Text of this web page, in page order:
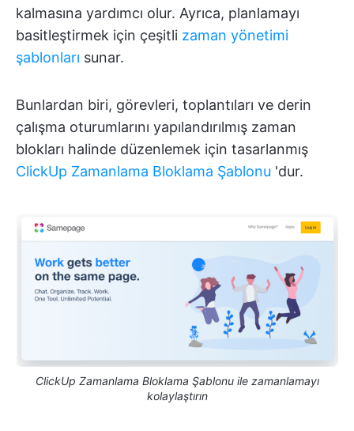
kalmasına yardımcı olur. Ayrıca, planlamayı
basitleştirmek için çeşitli zaman yönetimi
şablonları sunar.
Bunlardan biri, görevleri, toplantıları ve derin
çalışma oturumlarını yapılandırılmış zaman
blokları halinde düzenlemek için tasarlanmış
ClickUp Zamanlama Bloklama Şablonu 'dur.
ClickUp Zamanlama Bloklama Şablonu ile zamanlamayı
kolaylaştırın